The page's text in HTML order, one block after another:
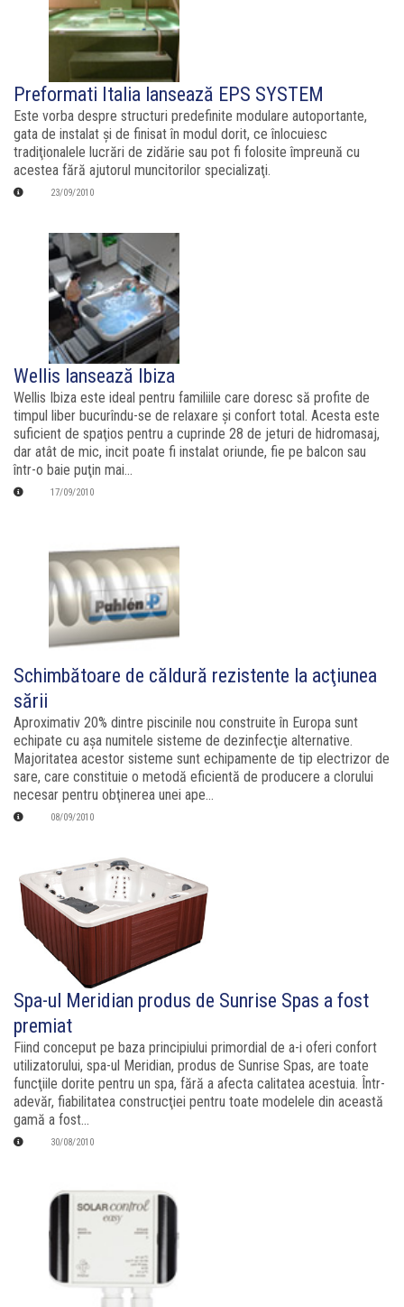
Preformati Italia lansează EPS SYSTEM
Este vorba despre structuri predefinite modulare autoportante,
gata de instalat şi de finisat în modul dorit, ce înlocuiesc
tradiţionalele lucrări de zidărie sau pot fi folosite împreună cu
acestea fără ajutorul muncitorilor specializaţi.
23/09/2010
Wellis lansează Ibiza
Wellis Ibiza este ideal pentru familiile care doresc să profite de
timpul liber bucurîndu-se de relaxare şi confort total. Acesta este
suficient de spaţios pentru a cuprinde 28 de jeturi de hidromasaj,
dar atât de mic, incit poate fi instalat oriunde, fie pe balcon sau
într-o baie puţin mai...
17/09/2010
Schimbătoare de căldură rezistente la acţiunea
sării
Aproximativ 20% dintre piscinile nou construite în Europa sunt
echipate cu aşa numitele sisteme de dezinfecţie alternative.
Majoritatea acestor sisteme sunt echipamente de tip electrizor de
sare, care constituie o metodă eficientă de producere a clorului
necesar pentru obţinerea unei ape...
08/09/2010
Spa-ul Meridian produs de Sunrise Spas a fost
premiat
Fiind conceput pe baza principiului primordial de a-i oferi confort
utilizatorului, spa-ul Meridian, produs de Sunrise Spas, are toate
funcţiile dorite pentru un spa, fără a afecta calitatea acestuia. Într-
adevăr, fiabilitatea construcţiei pentru toate modelele din această
gamă a fost...
30/08/2010